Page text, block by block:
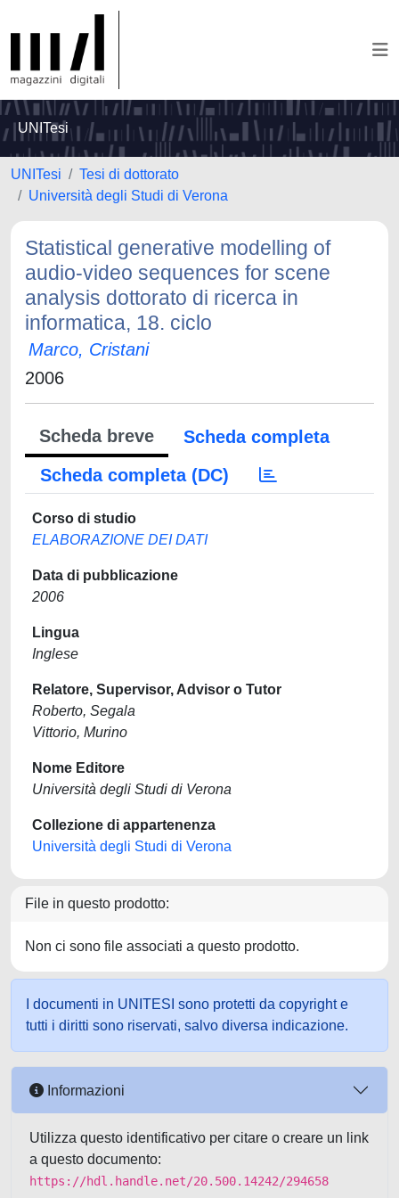
UNITesi
UNITesi
Tesi di dottorato
Università degli Studi di Verona
Statistical generative modelling of
audio-video sequences for scene
analysis dottorato di ricerca in
informatica, 18. ciclo
Marco, Cristani
2006
Scheda breve
Scheda completa
Scheda completa (DC)
Corso di studio
ELABORAZIONE DEI DATI
Data di pubblicazione
2006
Lingua
Inglese
Relatore, Supervisor, Advisor o Tutor
Roberto, Segala
Vittorio, Murino
Nome Editore
Università degli Studi di Verona
Collezione di appartenenza
Università degli Studi di Verona
File in questo prodotto:
Non ci sono file associati a questo prodotto.
I documenti in UNITESI sono protetti da copyright e
tutti i diritti sono riservati, salvo diversa indicazione.
Informazioni
Utilizza questo identificativo per citare o creare un link
a questo documento:
https://hdl.handle.net/20.500.14242/294658